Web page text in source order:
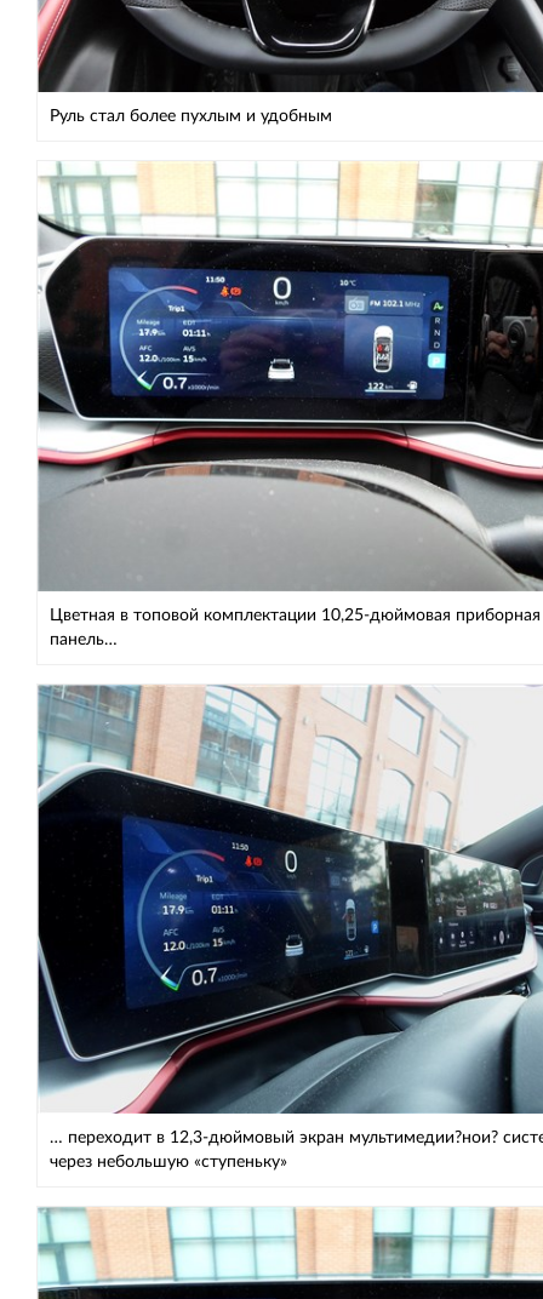
Руль стал более пухлым и удобным
Цветная в топовой комплектации 10,25-дюймовая приборная
панель…
… переходит в 12,3-дюймовый экран мультимедии?нои?
через небольшую «ступеньку»